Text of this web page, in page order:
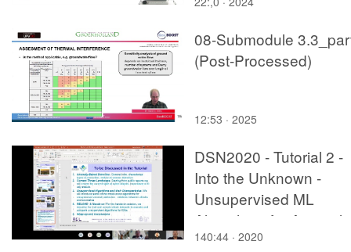
08-Submodule
(Post-Processed)
12:53 · 2025
DSN2020 - Tutorial 2 -
Into the Unknown -
Unsupervised ML
Algorithms for
Based Intrusion
140:44 · 2020